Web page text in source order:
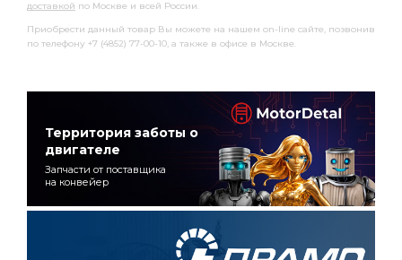
доставкой по Москве и всей России.
Приобрести данный товар Вы можете на нашем on-line сайте, позвонив
по телефону +7 (4852) 77-00-10, а также в офисе в Москве.
Территория заботы о
двигателе
Запчасти от поставщика
на конвейер